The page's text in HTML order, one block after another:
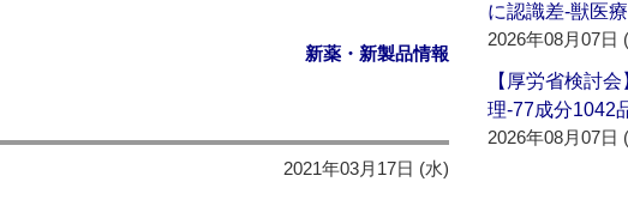
新薬・新製品情報
2021年03月17日 (水)
に認識差‐獣医
2026年08月07日
【厚労省検討
理‐77成分1042
2026年08月07日